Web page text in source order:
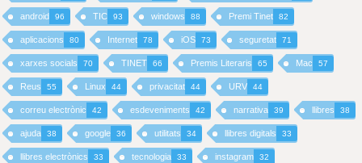
android 96 TIC 93 windows 88 Premi Tinet 82
aplicacions 80 Internet 78 iOS 73 seguretat 71
xarxes socials 70 TINET 66 Premis Literaris 65 Mac 57
Reus 55 Linux 44 privacitat 44 URV 44
correu electrònic 42 esdeveniments 42 narrativa 39 llibres 38
ajuda 38 google 36 utilitats 34 llibres digitals 33
llibres electrònics 33 tecnologia 33 instagram 32